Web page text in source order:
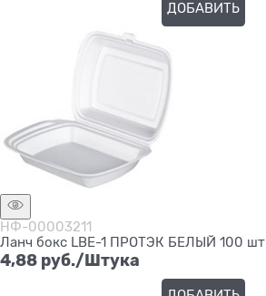
ДОБАВИТЬ
НФ-00003211
Ланч бокс LBE-1 ПРОТЭК БЕЛЫЙ 100 шт
4,88 руб./Штука